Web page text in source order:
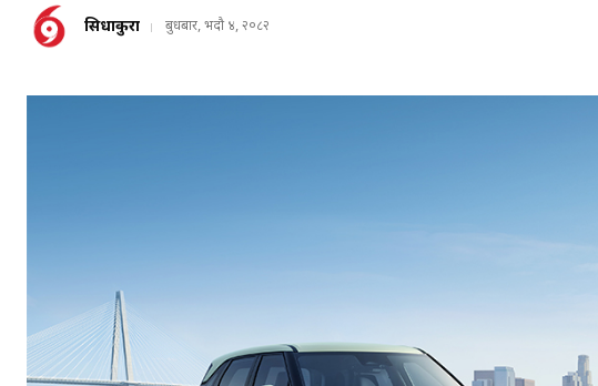
सिधाकुरा बुधबार, भदौ ४, २०८२